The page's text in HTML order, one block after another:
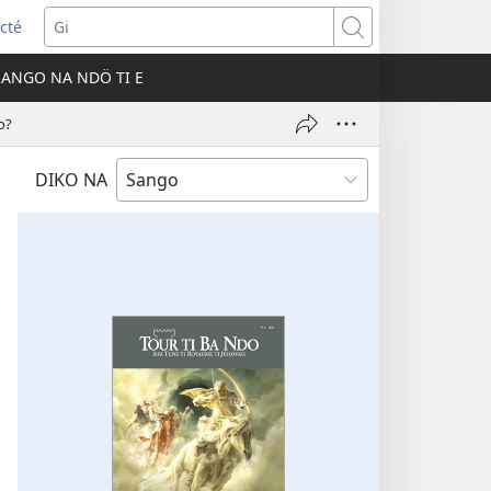
Gi
NA NDÖ TI E
DIKO NA